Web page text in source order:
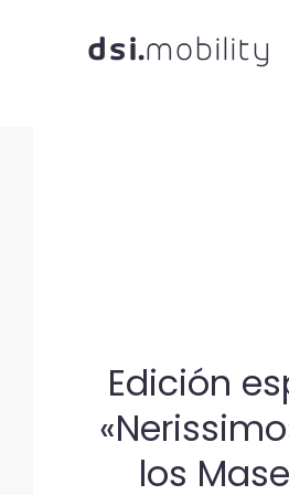
Edición
los